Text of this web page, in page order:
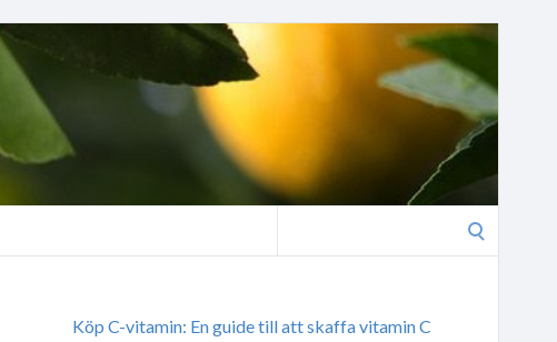
Köp C-vitamin: En guide till att skaffa vitamin C